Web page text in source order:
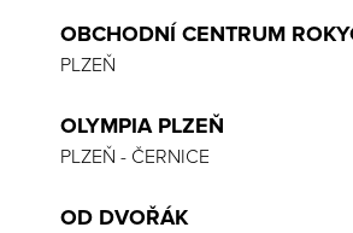
OBCHODNÍ CENTRUM
PLZEŇ
OLYMPIA PLZEŇ
PLZEŇ - ČERNICE
OD DVOŘÁK